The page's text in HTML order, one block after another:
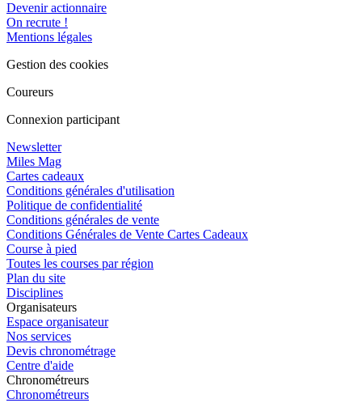
Devenir actionnaire
On recrute !
Mentions légales
Gestion des cookies
Coureurs
Connexion participant
Newsletter
Miles Mag
Cartes cadeaux
Conditions générales d'utilisation
Politique de confidentialité
Conditions générales de vente
Conditions Générales de Vente Cartes Cadeaux
Course à pied
Toutes les courses par région
Plan du site
Disciplines
Organisateurs
Espace organisateur
Nos services
Devis chronométrage
Centre d'aide
Chronométreurs
Chronométreurs